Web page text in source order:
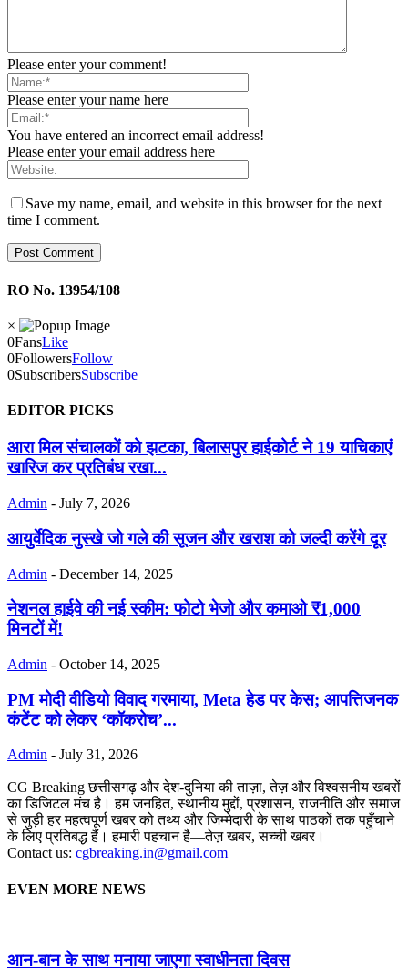
Please enter your comment!
Please enter your name here
You have entered an incorrect email address!
Please enter your email address here
Save my name, email, and website in this browser for the next
time I comment.
RO No. 13954/108
×
0FansLike
0FollowersFollow
0SubscribersSubscribe
EDITOR PICKS
आरा मिल संचालकों को झटका, बिलासपुर हाईकोर्ट ने 19 याचिकाएं
खारिज कर प्रतिबंध रखा...
Admin - July 7, 2026
आयुर्वेदिक नुस्खे जो गले की सूजन और खराश को जल्दी करेंगे दूर
Admin - December 14, 2025
नेशनल हाईवे की नई स्कीम: फोटो भेजो और कमाओ ₹1,000
मिनटों में!
Admin - October 14, 2025
PM मोदी वीडियो विवाद गरमाया, Meta हेड पर केस; आपत्तिजनक
कंटेंट को लेकर ‘कॉकरोच’...
Admin - July 31, 2026
CG Breaking छत्तीसगढ़ और देश-दुनिया की ताज़ा, तेज़ और विश्वसनीय खबरों
का डिजिटल मंच है। हम जनहित, स्थानीय मुद्दों, प्रशासन, राजनीति और समाज
से जुड़ी हर महत्वपूर्ण खबर को तथ्य और जिम्मेदारी के साथ पाठकों तक पहुँचाने
के लिए प्रतिबद्ध हैं। हमारी पहचान है—तेज़ खबर, सच्ची खबर।
Contact us: cgbreaking.in@gmail.com
EVEN MORE NEWS
आन-बान के साथ मनाया जाएगा स्वाधीनता दिवस